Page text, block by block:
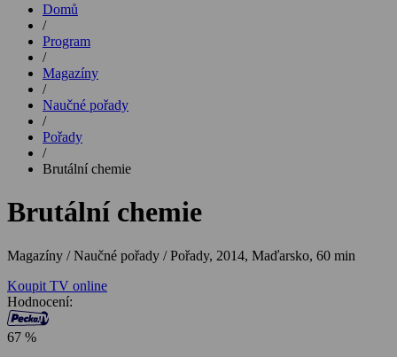
Domů
/
Program
/
Magazíny
/
Naučné pořady
/
Pořady
/
Brutální chemie
Brutální chemie
Magazíny / Naučné pořady / Pořady, 2014, Maďarsko, 60 min
Koupit TV online
Hodnocení:
67 %